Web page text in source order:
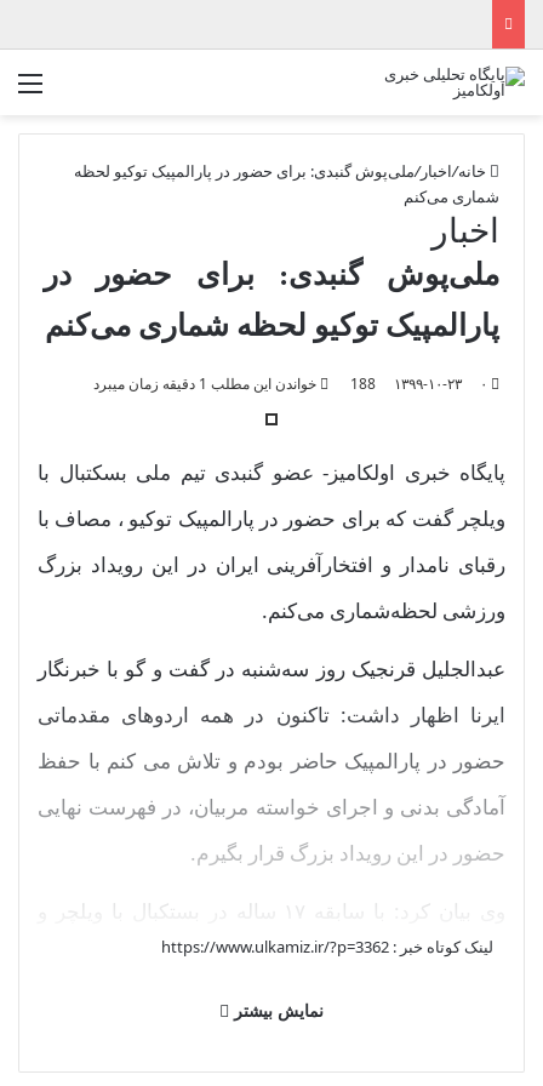
خانه/اخبار/ملی‌پوش گنبدی: برای حضور در پارالمپیک توکیو لحظه‌
شماری می‌کنم
اخبار
ملی‌پوش گنبدی: برای حضور در
پارالمپیک توکیو لحظه‌ شماری می‌کنم
۱۳۹۹-۱۰-۲۳ ۰ خواندن این مطلب 1 دقیقه زمان میبرد
پایگاه خبری اولکامیز- عضو گنبدی تیم ملی بسکتبال با
ویلچر گفت که برای حضور در پارالمپیک توکیو ، مصاف با
رقبای نامدار و افتخارآفرینی ایران در این رویداد بزرگ
ورزشی لحظه‌شماری می‌کنم.
عبدالجلیل قرنجیک روز سه‌شنبه در گفت و گو با خبرنگار
ایرنا اظهار داشت: تاکنون در همه اردوهای مقدماتی
حضور در پارالمپیک حاضر بودم و تلاش می کنم با حفظ
آمادگی بدنی و اجرای خواسته مربیان، در فهرست نهایی
حضور در این رویداد بزرگ قرار بگیرم.
وی بیان کرد: با سابقه ۱۷ ساله در بستکبال با ویلچر و
حضور در رویدادهای مهم ورزش آسیا و جهان، جای خالی
مدال پارالمپیک را در کارنامه ورزشی ام احساس می کنم
لینک کوتاه خبر : https://www.ulkamiz.ir/?p=3362
نمایش بیشتر